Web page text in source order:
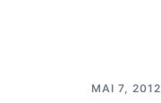
MAI 7, 2012